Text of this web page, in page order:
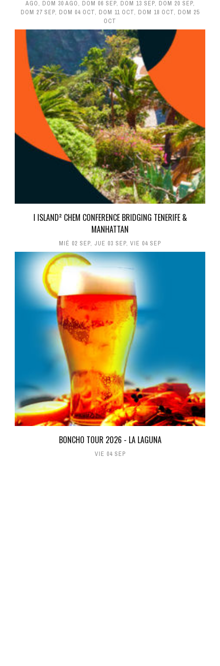
AGO, DOM 30 AGO, DOM 06 SEP, DOM 13 SEP, DOM 20 SEP,
DOM 27 SEP, DOM 04 OCT, DOM 11 OCT, DOM 18 OCT, DOM 25
OCT
I ISLAND² CHEM CONFERENCE BRIDGING TENERIFE &
MANHATTAN
MIÉ 02 SEP, JUE 03 SEP, VIE 04 SEP
BONCHO TOUR 2026 - LA LAGUNA
VIE 04 SEP